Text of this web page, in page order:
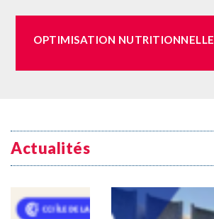
OPTIMISATION NUTRITIONNELLE
Actualités